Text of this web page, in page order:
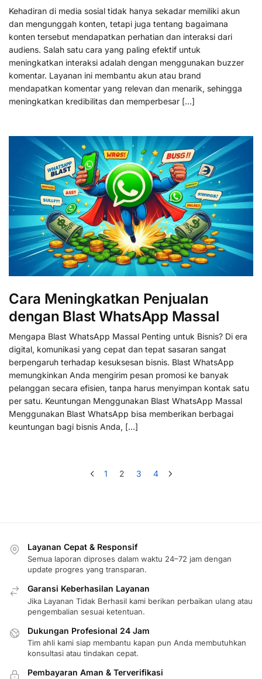
Kehadiran di media sosial tidak hanya sekadar memiliki akun
dan mengunggah konten, tetapi juga tentang bagaimana
konten tersebut mendapatkan perhatian dan interaksi dari
audiens. Salah satu cara yang paling efektif untuk
meningkatkan interaksi adalah dengan menggunakan buzzer
komentar. Layanan ini membantu akun atau brand
mendapatkan komentar yang relevan dan menarik, sehingga
meningkatkan kredibilitas dan memperbesar […]
Cara Meningkatkan Penjualan
dengan Blast WhatsApp Massal
Mengapa Blast WhatsApp Massal Penting untuk Bisnis? Di era
digital, komunikasi yang cepat dan tepat sasaran sangat
berpengaruh terhadap kesuksesan bisnis. Blast WhatsApp
memungkinkan Anda mengirim pesan promosi ke banyak
pelanggan secara efisien, tanpa harus menyimpan kontak satu
per satu. Keuntungan Menggunakan Blast WhatsApp Massal
Menggunakan Blast WhatsApp bisa memberikan berbagai
keuntungan bagi bisnis Anda, […]
1 2 3 4
Layanan Cepat & Responsif
Semua laporan diproses dalam waktu 24–72 jam dengan
update progres yang transparan.
Garansi Keberhasilan Layanan
Jika Layanan Tidak Berhasil kami berikan perbaikan ulang atau
pengembalian sesuai ketentuan.
Dukungan Profesional 24 Jam
Tim ahli kami siap membantu kapan pun Anda membutuhkan
konsultasi atau tindakan cepat.
Pembayaran Aman & Terverifikasi